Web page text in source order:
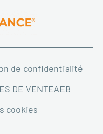
de confidentialité
DE VENTEAEB
cookies